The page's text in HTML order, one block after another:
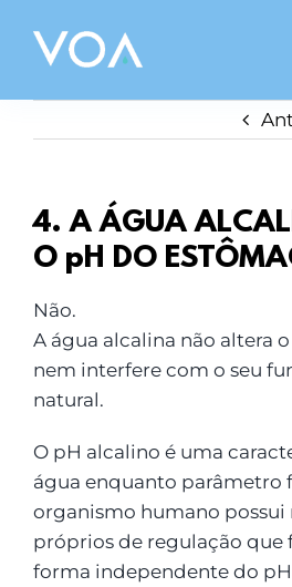
content
Blog
Testemunhos
Junte-se à Equipa
Parceiros
Carrinho
4. A ÁGUA
O pH DO
Não.
A água alcalina não altera
nem interfere com o seu
natural.
O pH alcalino é uma
água enquanto parâmetro
organismo humano possui
próprios de regulação que
forma independente do